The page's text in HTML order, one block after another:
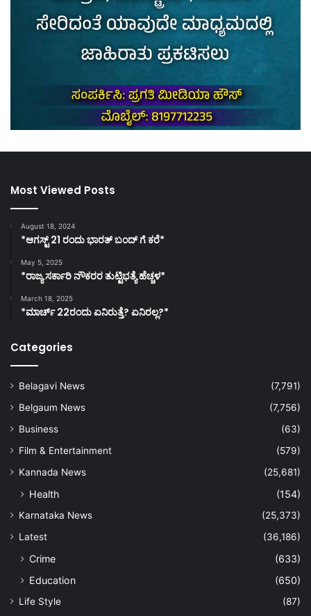
Most Viewed Posts
August 18, 2024
*ಆಗಸ್ಟ್ 21 ರಂದು ಭಾರತ್‌ ಬಂದ್‌ ಗೆ ಕರೆ*
May 5, 2025
*ರಾಜ್ಯ ಸರ್ಕಾರಿ ನೌಕರರ ತುಟ್ಟಿಭತ್ಯೆ ಹೆಚ್ಚಳ*
March 18, 2025
*ಮಾರ್ಚ್ 22ರಂದು ಏನಿರುತ್ತೆ? ಏನಿರಲ್ಲ?*
Categories
Belagavi News
(7,791)
Belgaum News
(7,756)
Business
(63)
Film & Entertainment
(579)
Kannada News
(25,681)
Health (154)
Karnataka News
(25,373)
Latest
(36,186)
Crime
(633)
Education
(650)
Life Style
(87)